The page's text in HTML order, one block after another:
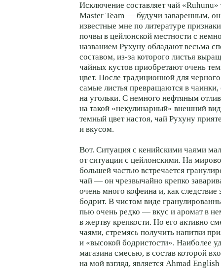
Исключение составляет чай
Master Team — будучи заваренным, он
известные мне по литературе
почвы в цейлонской местности с
названием Рухуну обладают весьма
составом, из-за которого листья
чайных кустов приобретают очень
цвет. После традиционной для
самые листья превращаются в
на угольки. С немного нефтяным
на такой «некулинарный» внешний
темный цвет настоя, чай Рухуну
и вкусом.
Вот. Ситуация с кенийскими чаями
от ситуации с цейлонскими. На
большей частью встречается
чай — он чрезвычайно крепко
очень много кофеина и, как следствие
бодрит. В чистом виде
пью очень редко — вкус и аромат в
в жертву крепкости. Но его активно
чаями, стремясь получить напитки
и «высокой бодристости». Наиболее
магазина смесью, в состав которой
на мой взгляд, является Ahmad